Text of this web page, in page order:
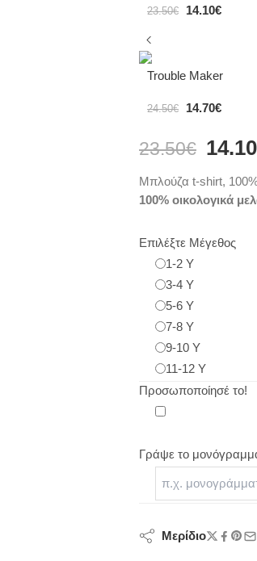
23.50€ 14.10€
Trouble Maker
24.50€ 14.70€
23.50€ 14.10
Μπλούζα t-shirt,
100% οικολογικά
Επιλέξτε Μέγεθος
1-2 Y
3-4 Y
5-6 Y
7-8 Y
9-10 Y
11-12 Y
Προσωποποίησέ το!
Γράψε το
Μερίδιο